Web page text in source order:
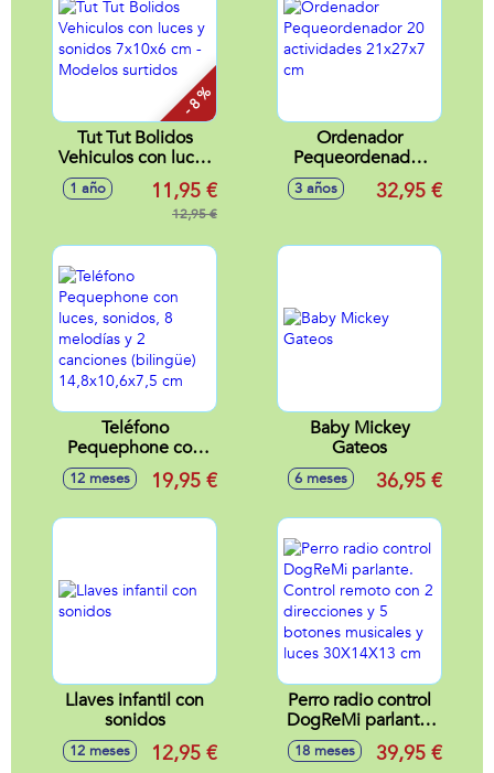
- 8 %
Tut Tut Bolidos
Vehiculos con luces
y sonidos 7x10x6
cm - Modelos
1 año 11,95 €
12,95 €
Ordenador
Pequeordenador
20 actividades
21x27x7 cm
3 años 32,95 €
Teléfono
Pequephone con
luces, sonidos, 8
melodías y 2
12 meses 19,95 €
Baby Mickey
Gateos
6 meses 36,95 €
Llaves infantil con
sonidos
12 meses 12,95 €
Perro radio control
DogReMi parlante.
Control remoto con
2 direcciones y 5
18 meses 39,95 €